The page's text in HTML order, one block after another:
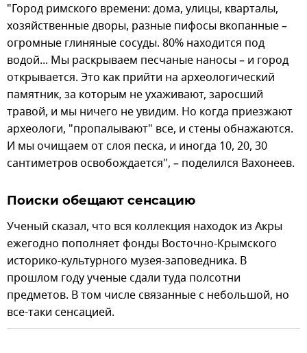
"Город римского времени: дома, улицы, кварталы,
хозяйственные дворы, разные пифосы вкопанные –
огромные глиняные сосуды. 80% находится под
водой... Мы раскрываем песчаные наносы – и город
открывается. Это как прийти на археологический
памятник, за которым не ухаживают, заросший
травой, и мы ничего не увидим. Но когда приезжают
археологи, "пропалывают" все, и стены обнажаются.
И мы очищаем от слоя песка, и иногда 10, 20, 30
сантиметров освобождается", – поделился Вахонеев.
Поиски обещают сенсацию
Ученый сказал, что вся коллекция находок из Акры
ежегодно пополняет фонды Восточно-Крымского
историко-культурного музея-заповедника. В
прошлом году ученые сдали туда полсотни
предметов. В том числе связанные с небольшой, но
все-таки сенсацией.